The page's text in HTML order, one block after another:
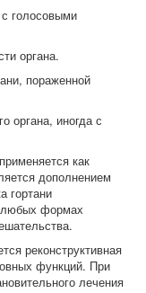
голосовыми
органа.
пораженной
органа, иногда с
как
дополнением
гортани
любых формах
реконструктивная
функций. При
лечения